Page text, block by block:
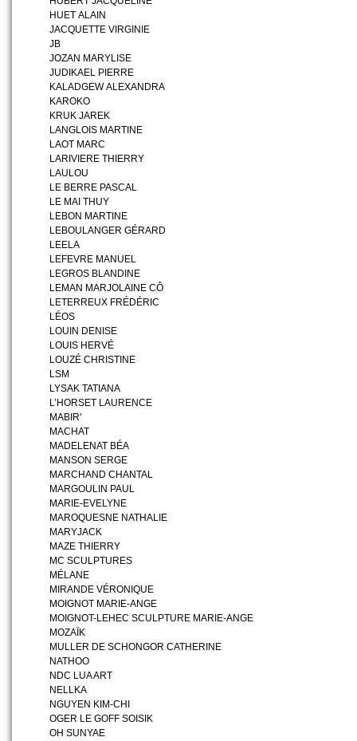
HUET ALAIN
JACQUETTE VIRGINIE
JB
JOZAN MARYLISE
JUDIKAEL PIERRE
KALADGEW ALEXANDRA
KAROKO
KRUK JAREK
LANGLOIS MARTINE
LAOT MARC
LARIVIERE THIERRY
LAULOU
LE BERRE PASCAL
LE MAI THUY
LEBON MARTINE
LEBOULANGER GÉRARD
LEELA
LEFEVRE MANUEL
LEGROS BLANDINE
LEMAN MARJOLAINE CÔ
LETERREUX FRÉDÉRIC
LÉOS
LOUIN DENISE
LOUIS HERVÉ
LOUZÉ CHRISTINE
LSM
LYSAK TATIANA
L’HORSET LAURENCE
MABIR'
MACHAT
MADELENAT BÉA
MANSON SERGE
MARCHAND CHANTAL
MARGOULIN PAUL
MARIE-EVELYNE
MAROQUESNE NATHALIE
MARYJACK
MAZE THIERRY
MC SCULPTURES
MÉLANE
MIRANDE VÉRONIQUE
MOIGNOT MARIE-ANGE
MOIGNOT-LEHEC SCULPTURE MARIE-ANGE
MOZAÏK
MULLER DE SCHONGOR CATHERINE
NATHOO
NDC LUA ART
NELLKA
NGUYEN KIM-CHI
OGER LE GOFF SOISIK
OH SUNYAE